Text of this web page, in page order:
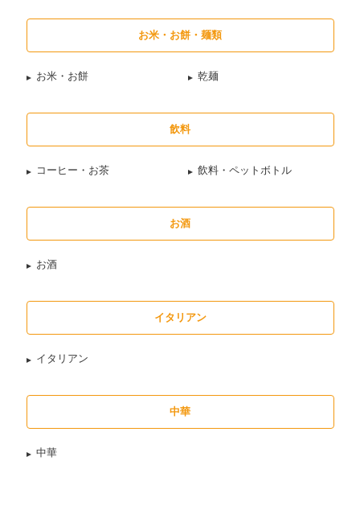
お米・お餅・麺類
お米・お餅 乾麺
飲料
コーヒー・お茶 飲料・ペットボトル
お酒
お酒
イタリアン
イタリアン
中華
中華